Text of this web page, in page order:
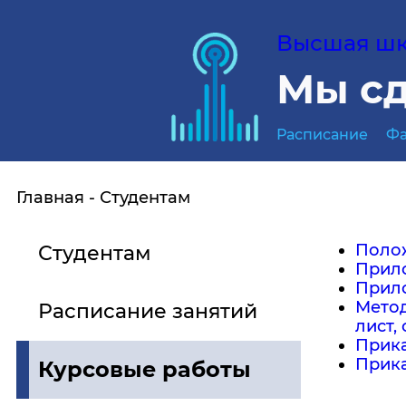
Высшая
Мы
Расписание
Главная Студентам
Студентам
Расписание занятий
Курсовые работы
лист,